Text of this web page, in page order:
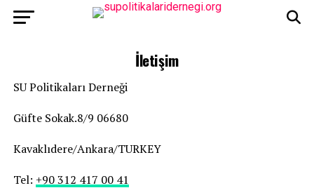
İletişim
SU Politikaları Derneği
Güfte Sokak.8/9 06680
Kavaklıdere/Ankara/TURKEY
Tel: +90 312 417 00 41